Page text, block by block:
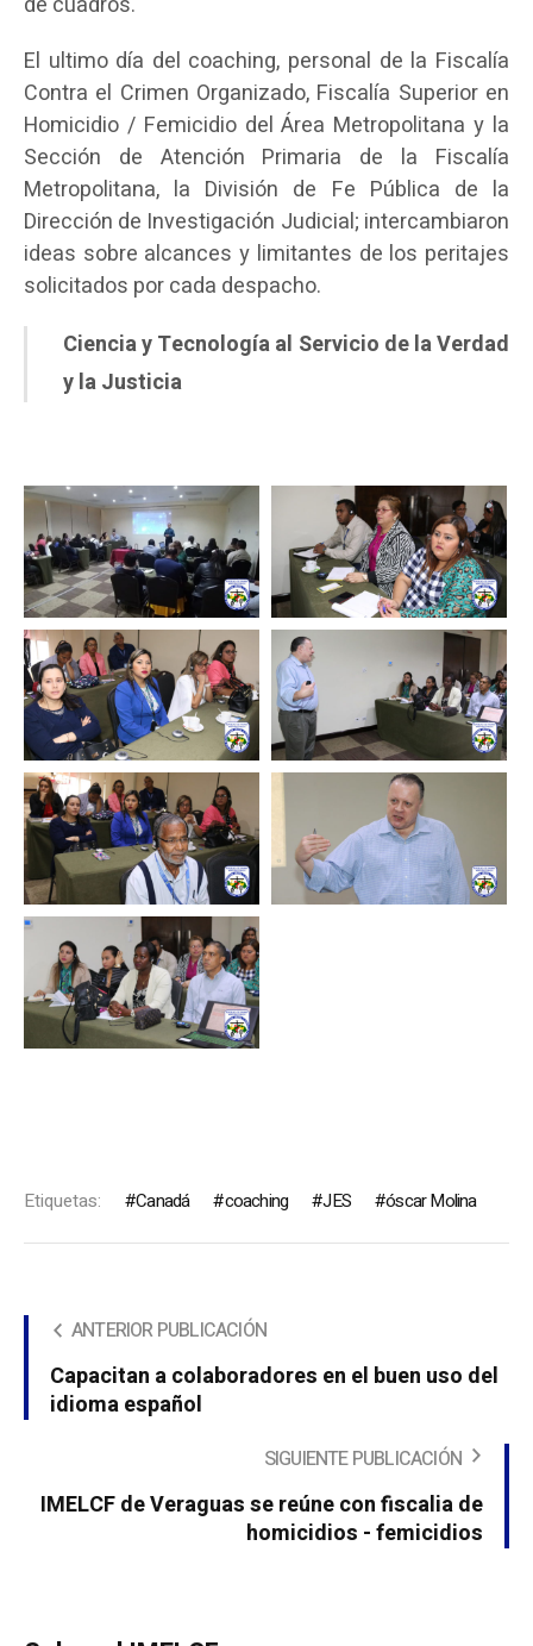
El ultimo día del coaching, personal de la Fiscalía
Contra el Crimen Organizado, Fiscalía Superior en
Homicidio / Femicidio del Área Metropolitana y la
Sección de Atención Primaria de la Fiscalía
Metropolitana, la División de Fe Pública de la
Dirección de Investigación Judicial; intercambiaron
ideas sobre alcances y limitantes de los peritajes
solicitados por cada despacho.
Ciencia y Tecnología al Servicio de la Verdad
y la Justicia
Etiquetas: Canadá coaching JES óscar Molina
ANTERIOR PUBLICACIÓN
Capacitan a colaboradores en el buen uso del
idioma español
SIGUIENTE PUBLICACIÓN
IMELCF de Veraguas se reúne con fiscalia de
homicidios - femicidios